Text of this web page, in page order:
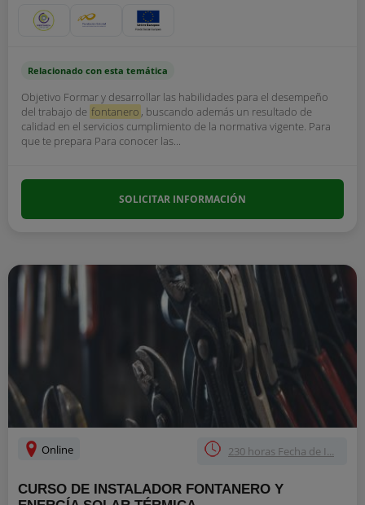
Relacionado con esta temática
Objetivo Formar y desarrollar las habilidades para el desempeño
del trabajo de fontanero , buscando además un resultado de
calidad en el servicios cumplimiento de la normativa vigente. Para
que te prepara Para conocer las...
SOLICITAR INFORMACIÓN
Online 230 horas Fecha de I...
CURSO DE INSTALADOR FONTANERO Y